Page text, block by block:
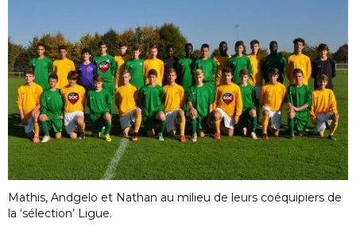
Mathis, Andgelo et Nathan au milieu de leurs coéquipiers de
la ‘sélection’ Ligue.